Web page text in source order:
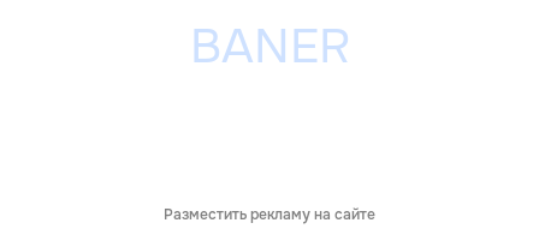
Разместить рекламу на сайте